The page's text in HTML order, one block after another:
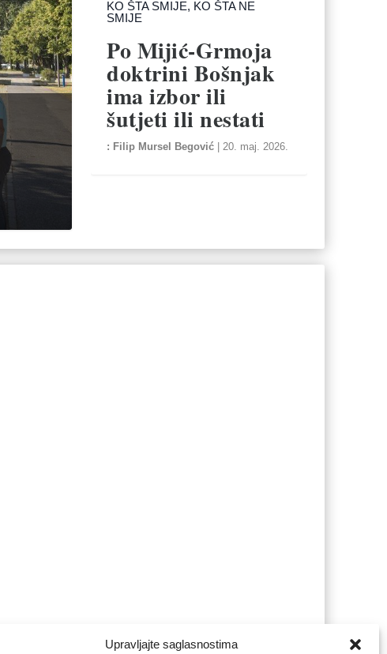
Upravljajte saglasnostima
KO ŠTA SMIJE, KO ŠTA NE
SMIJE
Po Mijić-Grmoja
doktrini Bošnjak
ima izbor ili
šutjeti ili nestati
Filip Mursel Begović 20. maj. 2026.